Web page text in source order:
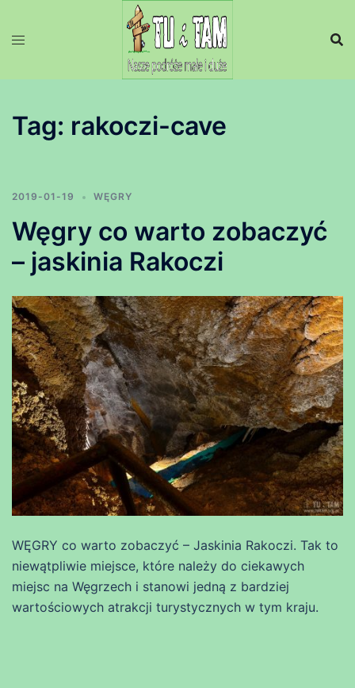
Tag: rakoczi-cave
2019-01-19 WĘGRY
Węgry co warto zobaczyć
– jaskinia Rakoczi
WĘGRY co warto zobaczyć – Jaskinia Rakoczi. Tak to
niewątpliwie miejsce, które należy do ciekawych
miejsc na Węgrzech i stanowi jedną z bardziej
wartościowych atrakcji turystycznych w tym kraju.